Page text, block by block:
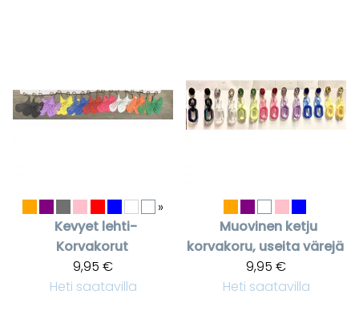
»
Kevyet lehti-
Korvakorut
9,95 €
Heti saatavilla
Muovinen ketju
korvakoru, useita värejä
9,95 €
Heti saatavilla